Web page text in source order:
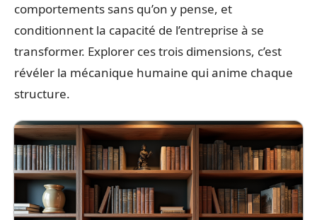
comportements sans qu’on y pense, et
conditionnent la capacité de l’entreprise à se
transformer. Explorer ces trois dimensions, c’est
révéler la mécanique humaine qui anime chaque
structure.